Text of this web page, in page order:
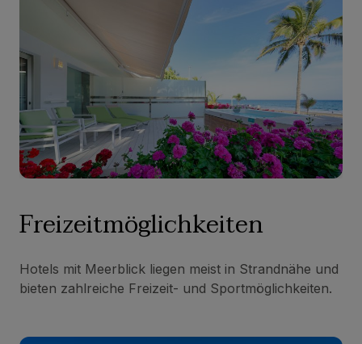
Freizeitmöglichkeiten
Hotels mit Meerblick liegen meist in Strandnähe und
bieten zahlreiche Freizeit- und Sportmöglichkeiten.